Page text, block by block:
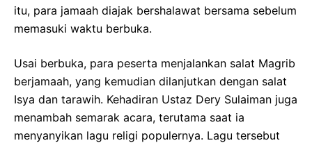
itu, para jamaah diajak bershalawat bersama sebelum
memasuki waktu berbuka.
Usai berbuka, para peserta menjalankan salat Magrib
berjamaah, yang kemudian dilanjutkan dengan salat
Isya dan tarawih. Kehadiran Ustaz Dery Sulaiman juga
menambah semarak acara, terutama saat ia
menyanyikan lagu religi populernya. Lagu tersebut